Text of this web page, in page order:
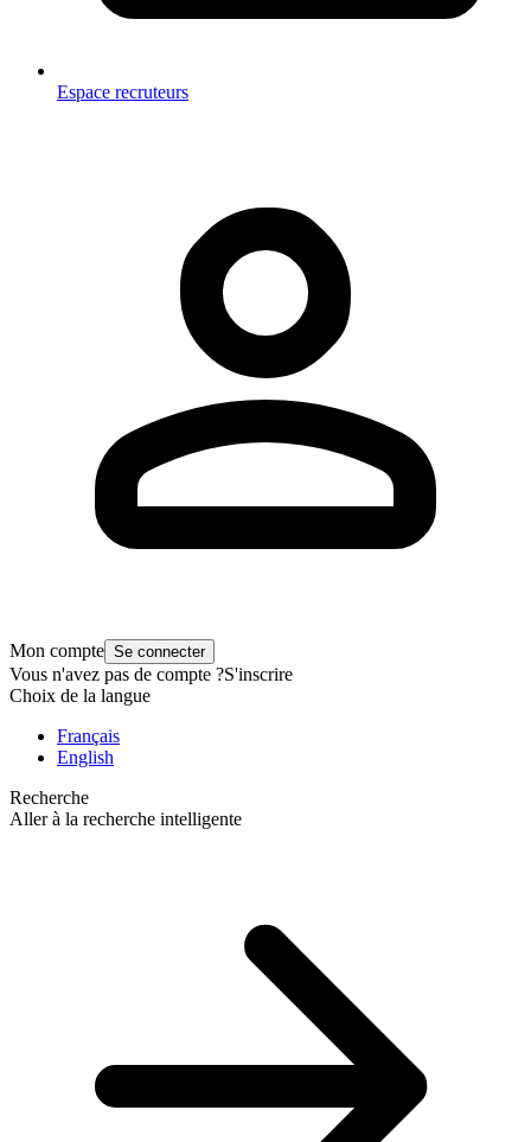
Espace recruteurs
Mon compte Se connecter
Vous n'avez pas de compte ?S'inscrire
Choix de la langue
Français
English
Recherche
Aller à la recherche intelligente